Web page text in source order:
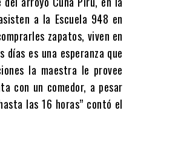
a la Escuela 948 en
zapatos, viven en
es una esperanza que
la maestra le provee
con un comedor, a pesar
las 16 horas” contó el